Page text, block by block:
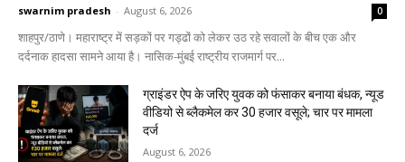
swarnim pradesh - August 6, 2026 0
शाहपुर/ठाणे। महाराष्ट्र में सड़कों पर गड्ढों को लेकर उठ रहे सवालों के बीच एक और
दर्दनाक हादसा सामने आया है। नासिक-मुंबई राष्ट्रीय राजमार्ग पर...
ग्राइंडर ऐप के जरिए युवक को फंसाकर बनाया बंधक, न्यूड
वीडियो से ब्लैकमेल कर ₹30 हजार वसूले; चार पर मामला
दर्ज
August 6, 2026